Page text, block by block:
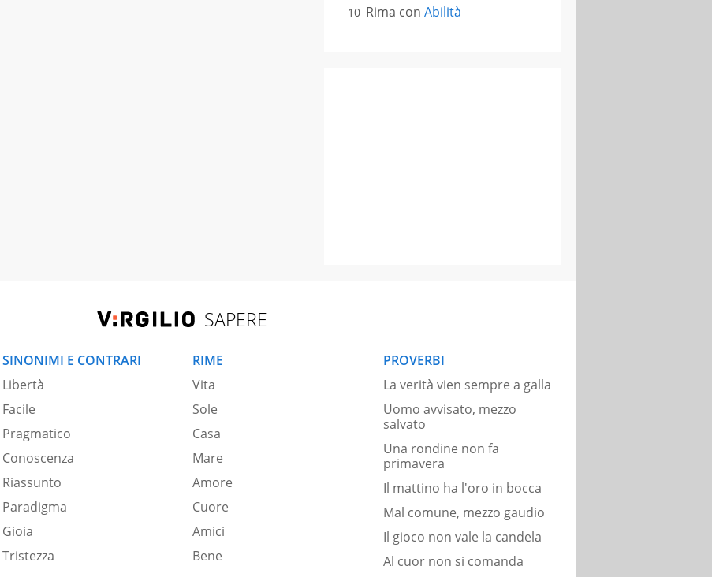
Rima con Abilità
SAPERE
SINONIMI E CONTRARI
Libertà
Facile
Pragmatico
Conoscenza
Riassunto
Paradigma
Gioia
Tristezza
RIME
Vita
Sole
Casa
Mare
Amore
Cuore
Amici
Bene
PROVERBI
La verità vien sempre a galla
Uomo avvisato, mezzo
salvato
Una rondine non fa
primavera
Il mattino ha l'oro in bocca
Mal comune, mezzo gaudio
Il gioco non vale la candela
Al cuor non si comanda